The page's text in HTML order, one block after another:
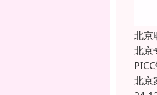
北京
北京
北京